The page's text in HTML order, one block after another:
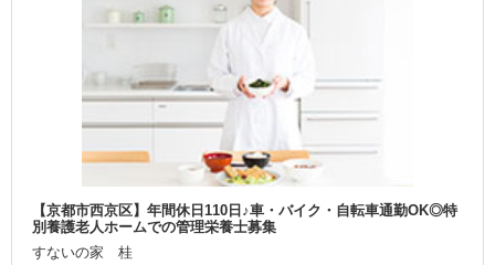
【京都市西京区】年間休日110日♪車・バイク・自転車通勤OK◎特
別養護老人ホームでの管理栄養士募集
すないの家 桂